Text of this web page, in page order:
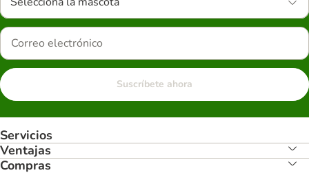
Suscríbete ahora
Servicios
Ventajas
Compras